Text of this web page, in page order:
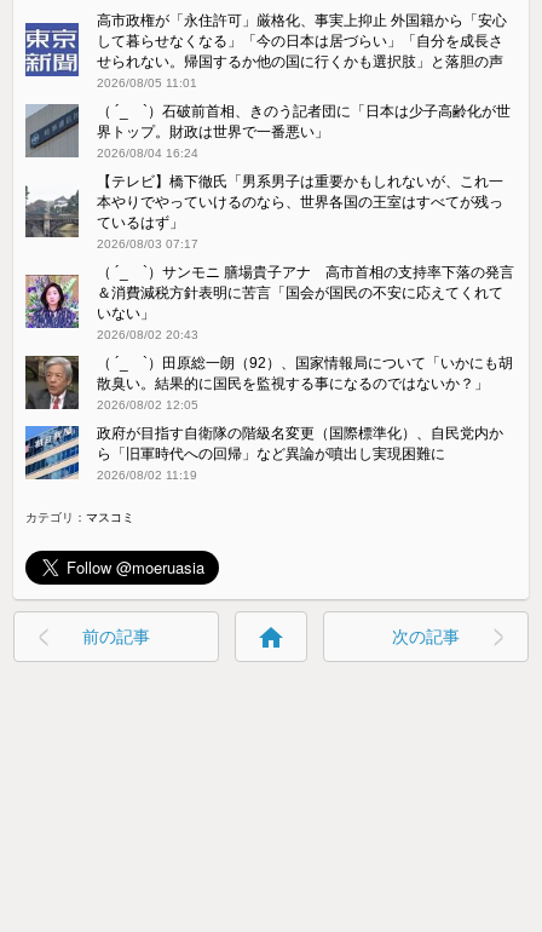
高市政権が「永住許可」厳格化、事実上抑止 外国籍から「安心
して暮らせなくなる」「今の日本は居づらい」「自分を成長さ
せられない。帰国するか他の国に行くかも選択肢」と落胆の声
2026/08/05 11:01
（ ´_ゝ`）石破前首相、きのう記者団に「日本は少子高齢化が世
界トップ。財政は世界で一番悪い」
2026/08/04 16:24
【テレビ】橋下徹氏「男系男子は重要かもしれないが、これ一
本やりでやっていけるのなら、世界各国の王室はすべてが残っ
ているはず」
2026/08/03 07:17
（ ´_ゝ`）サンモニ 膳場貴子アナ 高市首相の支持率下落の発言
＆消費減税方針表明に苦言「国会が国民の不安に応えてくれて
いない」
2026/08/02 20:43
（ ´_ゝ`）田原総一朗（92）、国家情報局について「いかにも胡
散臭い。結果的に国民を監視する事になるのではないか？」
2026/08/02 12:05
政府が目指す自衛隊の階級名変更（国際標準化）、自民党内か
ら「旧軍時代への回帰」など異論が噴出し実現困難に
2026/08/02 11:19
カテゴリ：マスコミ
前の記事 home 次の記事